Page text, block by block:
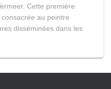
Cette première
au peintre
disséminées dans les